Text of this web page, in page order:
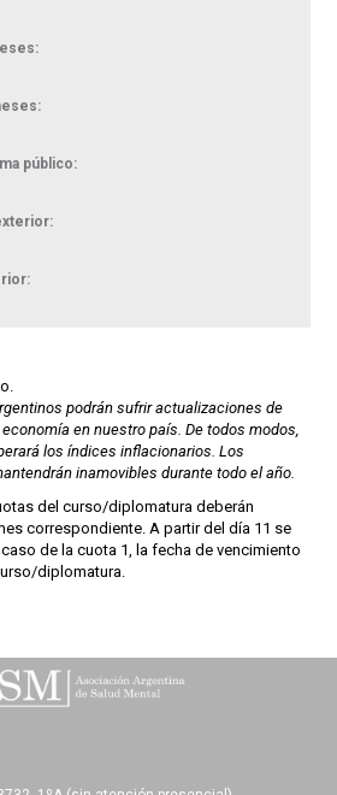
público:
podrán sufrir actualizaciones de
en nuestro país. De todos modos,
los índices inflacionarios. Los
inamovibles durante todo el año.
del curso/diplomatura deberán
correspondiente. A partir del día 11 se
de la cuota 1, la fecha de vencimiento
diplomatura.